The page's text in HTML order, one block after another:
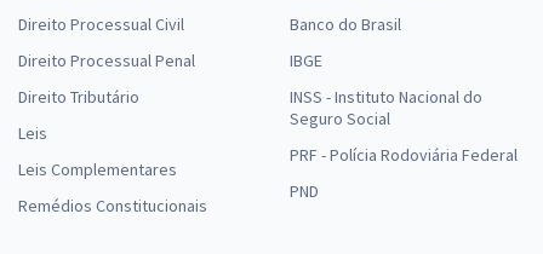
Direito Processual Civil
Direito Processual Penal
Direito Tributário
Leis
Leis Complementares
Remédios Constitucionais
Banco do Brasil
IBGE
INSS - Instituto Nacional do
Seguro Social
PRF - Polícia Rodoviária Federal
PND